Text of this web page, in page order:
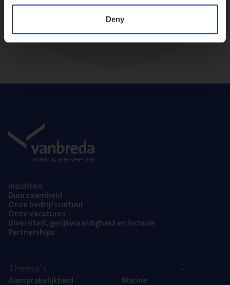
Deny
Inzich­ten
Duur­zaam­heid
Onze bedrijfs­cul­tuur
Onze vaca­tu­res
Diver­si­teit, gelijk­waar­dig­heid en inclusie
Part­ner­ships
Aan­spra­ke­lijk­heid
Mari­ne